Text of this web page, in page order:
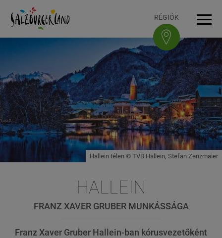
A tartalomhozAccesskey
[0]
A navigációhozAccesskey
[1]
Az oldal tetejéreAccesskey
[2]
A lábléchezAccesskey
[3] RÉGIÓK
Hallein télen © TVB Hallein, Stefan Zenzmaier
HALLEIN
FRANZ XAVER GRUBER MUNKÁSSÁGA
Franz Xaver Gruber Hallein-ban kórusvezetőként